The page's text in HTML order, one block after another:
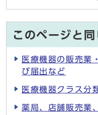
このページと
医療機器の販売業
び届出など
医療機器クラス分
薬局、店舗販売業